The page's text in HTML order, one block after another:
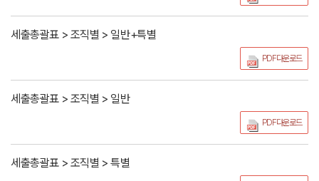
세출총괄표 > 조직별 > 일반+특별
PDF다운로드
세출총괄표 > 조직별 > 일반
PDF다운로드
세출총괄표 > 조직별 > 특별